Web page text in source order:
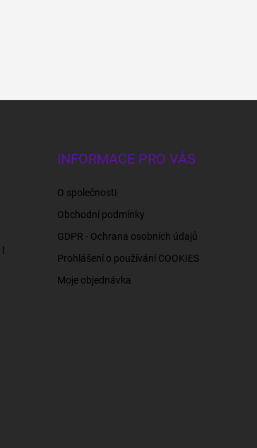
INFORMACE PRO VÁS
O společnosti
Obchodní podmínky
GDPR - Ochrana osobních údajů
Prohlášení o používání COOKIES
Moje objednávka